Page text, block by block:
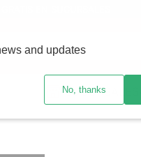
SUCURSALES
and updates
No, thanks